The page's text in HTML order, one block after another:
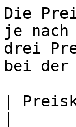
Die
je
drei
bei der
|